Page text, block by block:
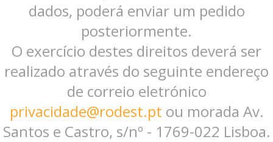
dados, poderá enviar um pedido
posteriormente.
O exercício destes direitos deverá ser
realizado através do seguinte endereço
de correio eletrónico
privacidade@rodest.pt ou morada Av.
Santos e Castro, s/nº - 1769-022 Lisboa.